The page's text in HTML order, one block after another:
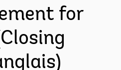
for